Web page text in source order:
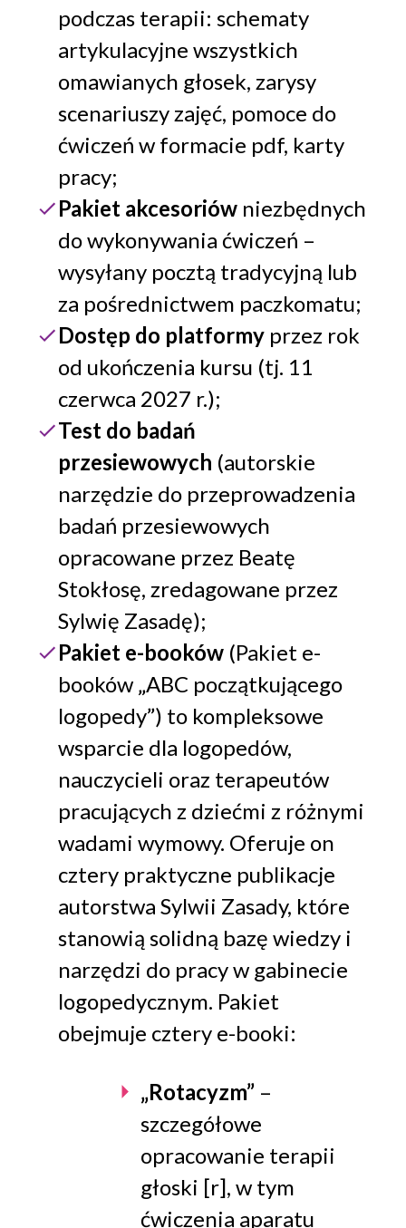
podczas terapii: schematy
artykulacyjne wszystkich
omawianych głosek, zarysy
scenariuszy zajęć, pomoce do
ćwiczeń w formacie pdf, karty
pracy;
Pakiet akcesoriów niezbędnych
do wykonywania ćwiczeń –
wysyłany pocztą tradycyjną lub
za pośrednictwem paczkomatu;
Dostęp do platformy przez rok
od ukończenia kursu (tj. 11
czerwca 2027 r.);
Test do badań
przesiewowych (autorskie
narzędzie do przeprowadzenia
badań przesiewowych
opracowane przez Beatę
Stokłosę, zredagowane przez
Sylwię Zasadę);
Pakiet e-booków (Pakiet e-
booków „ABC początkującego
logopedy”) to kompleksowe
wsparcie dla logopedów,
nauczycieli oraz terapeutów
pracujących z dziećmi z różnymi
wadami wymowy. Oferuje on
cztery praktyczne publikacje
autorstwa Sylwii Zasady, które
stanowią solidną bazę wiedzy i
narzędzi do pracy w gabinecie
logopedycznym. Pakiet
obejmuje cztery e-booki:
„Rotacyzm” –
szczegółowe
opracowanie terapii
głoski [r], w tym
ćwiczenia aparatu